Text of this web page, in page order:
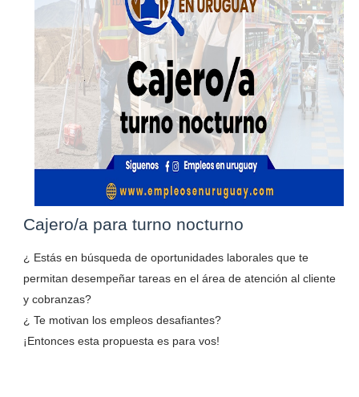
Cajero/a para turno nocturno
¿ Estás en búsqueda de oportunidades laborales que te
permitan desempeñar tareas en el área de atención al cliente
y cobranzas?
¿ Te motivan los empleos desafiantes?
¡Entonces esta propuesta es para vos!